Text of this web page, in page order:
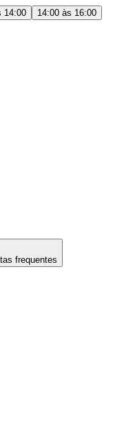
14:00
14:00 às 16:00
frequentes